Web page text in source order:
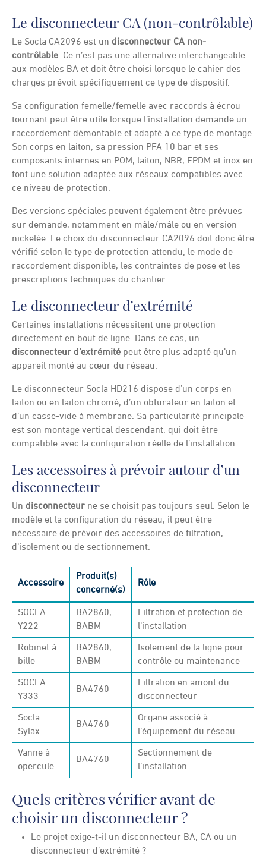
Le disconnecteur CA (non-contrôlable)
Le Socla CA2096 est un disconnecteur CA non-
contrôlable. Ce n’est pas une alternative interchangeable
aux modèles BA et doit être choisi lorsque le cahier des
charges prévoit spécifiquement ce type de dispositif.
Sa configuration femelle/femelle avec raccords à écrou
tournant peut être utile lorsque l’installation demande un
raccordement démontable et adapté à ce type de montage.
Son corps en laiton, sa pression PFA 10 bar et ses
composants internes en POM, laiton, NBR, EPDM et inox en
font une solution adaptée aux réseaux compatibles avec
ce niveau de protection.
Des versions spéciales peuvent également être prévues
sur demande, notamment en mâle/mâle ou en version
nickelée. Le choix du disconnecteur CA2096 doit donc être
vérifié selon le type de protection attendu, le mode de
raccordement disponible, les contraintes de pose et les
prescriptions techniques du chantier.
Le disconnecteur d’extrémité
Certaines installations nécessitent une protection
directement en bout de ligne. Dans ce cas, un
disconnecteur d’extrémité peut être plus adapté qu’un
appareil monté au cœur du réseau.
Le disconnecteur Socla HD216 dispose d’un corps en
laiton ou en laiton chromé, d’un obturateur en laiton et
d’un casse-vide à membrane. Sa particularité principale
est son montage vertical descendant, qui doit être
compatible avec la configuration réelle de l’installation.
Les accessoires à prévoir autour d’un
disconnecteur
Un disconnecteur ne se choisit pas toujours seul. Selon le
modèle et la configuration du réseau, il peut être
nécessaire de prévoir des accessoires de filtration,
d’isolement ou de sectionnement.
Accessoire
Produit(s)
concerné(s)
Rôle
SOCLA
Y222
BA2860,
BABM
Filtration et protection de
l’installation
Robinet à
bille
BA2860,
BABM
Isolement de la ligne pour
contrôle ou maintenance
SOCLA
Y333
BA4760
Filtration en amont du
disconnecteur
Socla
Sylax
BA4760
Organe associé à
l’équipement du réseau
Vanne à
opercule
BA4760
Sectionnement de
l’installation
Quels critères vérifier avant de
choisir un disconnecteur ?
Le projet exige-t-il un disconnecteur BA, CA ou un
disconnecteur d’extrémité ?